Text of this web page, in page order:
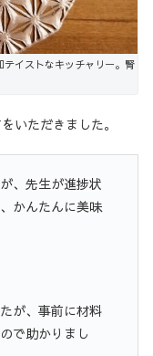
テイストなキッチャリー。腎
いただきました。
、先生が進捗状
かんたんに美味
が、事前に材料
で助かりまし